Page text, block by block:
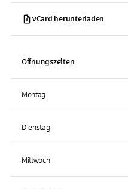
vCard herunterladen
Öffnungszeiten
Montag
Dienstag
Mittwoch